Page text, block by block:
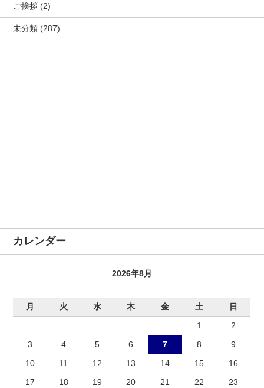
ご挨拶 (2)
未分類 (287)
カレンダー
2026年8月
月 火 水 木 金 土
日
1
2
3
4 5 6 7 8
9
10
11 12 13 14 15
16
17
18 19 20 21 22 23